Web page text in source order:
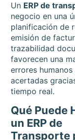
Un ERP de
negocio en una
planificación de
emisión de
trazabilidad
favorecen una
errores
acertadas
tiempo real.
Qué Puede
un ERP de
Transporte